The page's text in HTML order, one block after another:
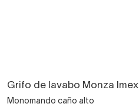
Grifo de lavabo Monza Imex
Monomando caño alto